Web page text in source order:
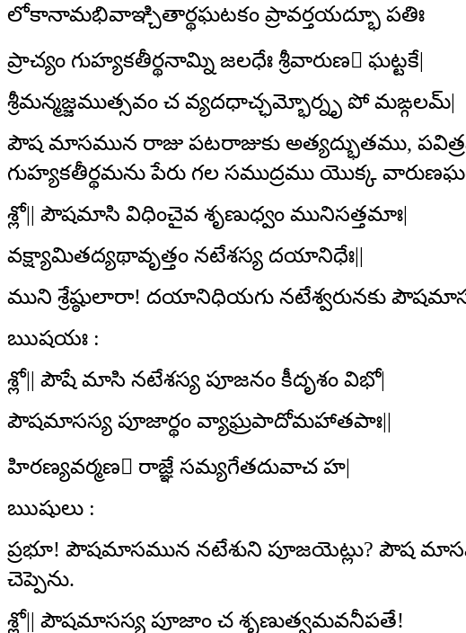
లోకానామభివాఞ్చితార్థఘటకం ప్రావర్తయద్భూ పతిః
ప్రాచ్యం గుహ్యకతీర్థనామ్ని జలధేః శ్రీవారుణ ఘట్టకే|
శ్రీమన్మజ్జముత్సవం చ వ్యదధాచ్ఛమ్భోర్నృ పో మఙ్గలమ్‌|
పౌష మాసమున రాజు పటరాజుకు అత్యద్భుతము,
గుహ్యకతీర్థమను పేరు గల సముద్రము యొక్క
శ్లో|| పౌషమాసి విధించైవ శృణుధ్వం మునిసత్తమాః|
వక్ష్యామితద్యథావృత్తం నటేశస్య దయానిధేః||
ముని శ్రేష్ఠులారా! దయానిధియగు నటేశ్వరునకు
ఋషయః :
శ్లో|| పౌషే మాసి నటేశస్య పూజనం కీదృశం విభో|
పౌషమాసస్య పూజార్థం వ్యాఘ్రపాదోమహాతపాః||
హిరణ్యవర్మణ రాజ్ఞే సమ్యగేతదువాచ హ|
ఋషులు :
ప్రభూ! పౌషమాసమున నటేశుని పూజయెట్లు? పౌష
చెప్పెను.
శ్లో|| పౌషమాసస్య పూజాం చ శృణుత్వమవనీపతే!